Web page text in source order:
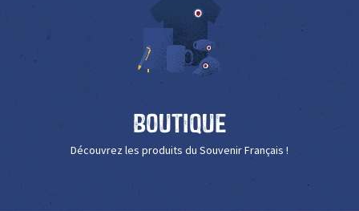
Boutique
Découvrez les produits du Souvenir Français !